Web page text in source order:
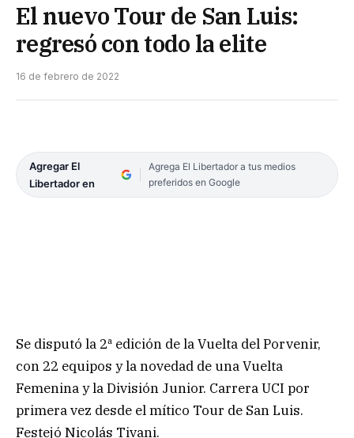
El nuevo Tour de San Luis:
regresó con todo la elite
16 de febrero de 2022
Agregar El
Libertador en
Agrega El Libertador a tus medios
preferidos en Google
Se disputó la 2ª edición de la Vuelta del Porvenir,
con 22 equipos y la novedad de una Vuelta
Femenina y la División Junior. Carrera UCI por
primera vez desde el mítico Tour de San Luis.
Festejó Nicolás Tivani.